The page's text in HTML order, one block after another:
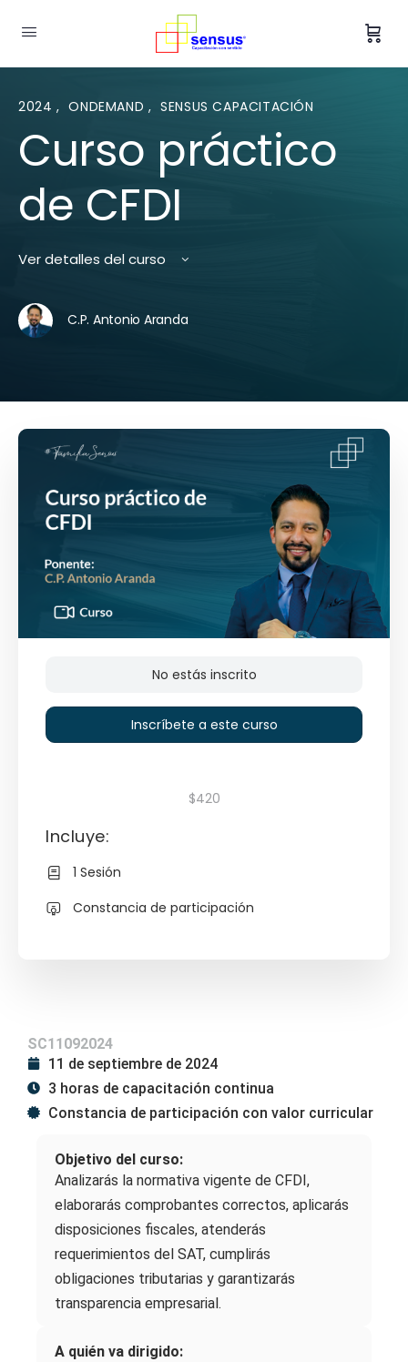
2024, ONDEMAND , SENSUS CAPACITACIÓN
Curso práctico
de CFDI
Ver detalles del curso
C.P. Antonio Aranda
SC11092024
11 de septiembre de 2024
3 horas de capacitación continua
Constancia de participación con valor curricular
Objetivo del curso:
Analizarás la normativa vigente de CFDI,
elaborarás comprobantes correctos, aplicarás
disposiciones fiscales, atenderás
requerimientos del SAT, cumplirás
obligaciones tributarias y garantizarás
transparencia empresarial.
A quién va dirigido:
No estás inscrito
Inscríbete a este curso
$420
Incluye:
1 Sesión
Constancia de participación